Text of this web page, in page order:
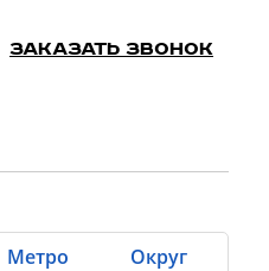
Заказать звонок
Метро Округ